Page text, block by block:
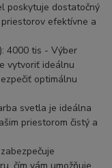
poskytuje dostatočný
efektívne a
4000 tis - Výber
vytvoriť ideálnu
optimálnu
svetla je ideálna
priestorom čistý a